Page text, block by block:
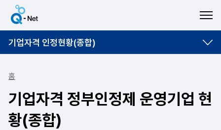
기업자격 인정현황(종합)
홈
기업자격 정부인정제 운영기업 현
황(종합)